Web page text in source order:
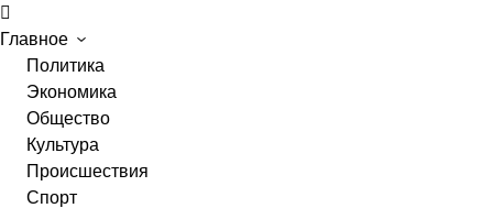
Главное
Политика
Экономика
Общество
Культура
Происшествия
Спорт